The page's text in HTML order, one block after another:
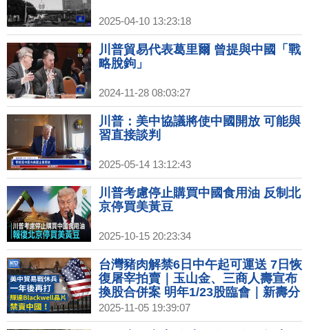
2025-04-10 13:23:18
川普貿易代表葛里爾 曾提與中國「戰
略脫鉤」
2024-11-28 08:03:27
川普：美中協議將使中國開放 可能與
習直接談判
2025-05-14 13:12:43
川普考慮停止購買中國食用油 反制北
京停買美黃豆
2025-10-15 20:23:34
台灣豬肉解禁6日中午起可運送 7日恢
復屠宰拍賣｜玉山金、三商人壽宣布
換股合併案 明年1/23股臨會｜新壽分
手費45億 北市府：多的錢輝達概括承
受｜川普正式降低中國關稅10% 貿易
2025-11-05 19:39:07